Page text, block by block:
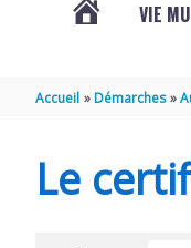
THÉNAC
VIE
Accueil Démarches
Le